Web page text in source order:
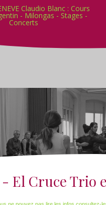
El Cruce Trio